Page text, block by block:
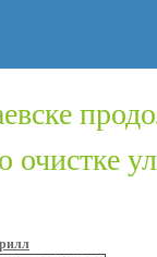
очистке